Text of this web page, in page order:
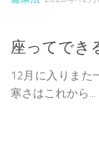
座ってでき
12月に入りまた
寒さはこれから...